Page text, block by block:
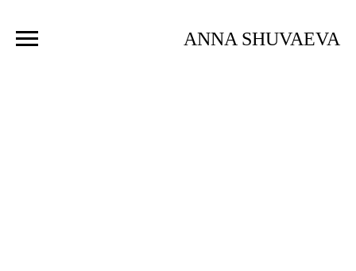
ANNA SHUVAEVA